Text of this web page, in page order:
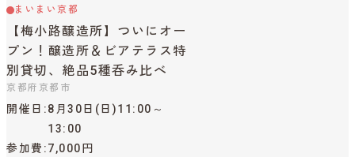
まいまい京都
【梅小路醸造所】ついにオー
プン！醸造所＆ビアテラス特
別貸切、絶品5種呑み比べ
京都府京都市
開催日
8月30日(日)11:00～
13:00
参加費 7,000円